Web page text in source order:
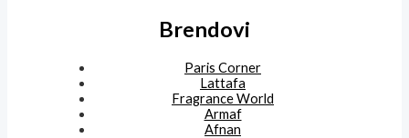
Brendovi
Paris Corner
Lattafa
Fragrance World
Armaf
Afnan